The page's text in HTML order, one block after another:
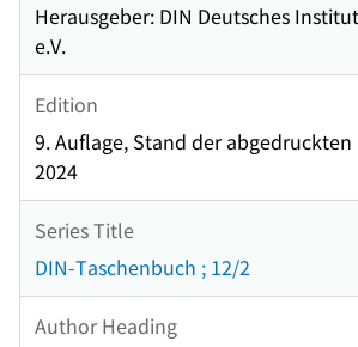
Herausgeber: DIN Deutsches
e.V.
Edition
9. Auflage, Stand der
2024
Series Title
DIN-Taschenbuch ; 12/2
Author Heading